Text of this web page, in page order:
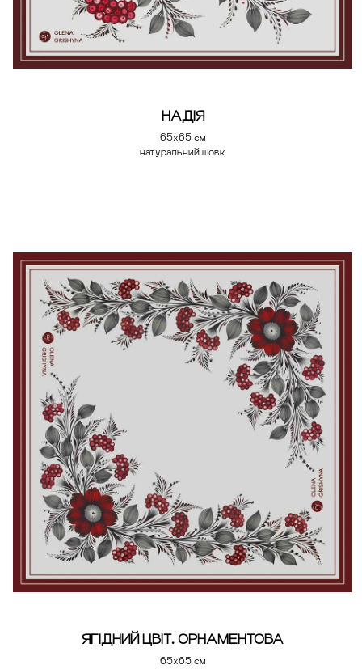
НАДІЯ
65х65 см
натуральний шовк
ЯГІДНИЙ ЦВІТ. ОРНАМЕНТОВА
65х65 см